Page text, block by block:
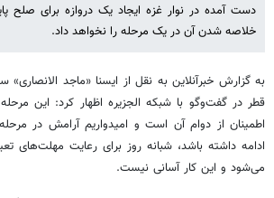
دست آمده در نوار غزه ایجاد یک دروازه برای صلح
خلاصه شدن آن در یک مرحله را نخواهد داد.
به گزارش خبرآنلاین به نقل از ایسنا «ماجد
قطر در گفت‌وگو با شبکه الجزیره اظهار کرد: این
اطمینان از دوام آن است و امیدواریم آرامش در
ادامه داشته باشد، شبانه روز برای رعایت مهلت‌های
می‌شود و این کار آسانی نیست.